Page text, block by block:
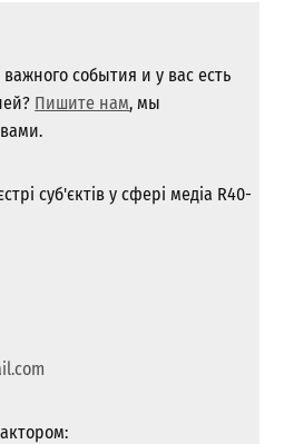
события и у вас есть
Пишите нам, мы
суб'єктів у сфері медіа R40-